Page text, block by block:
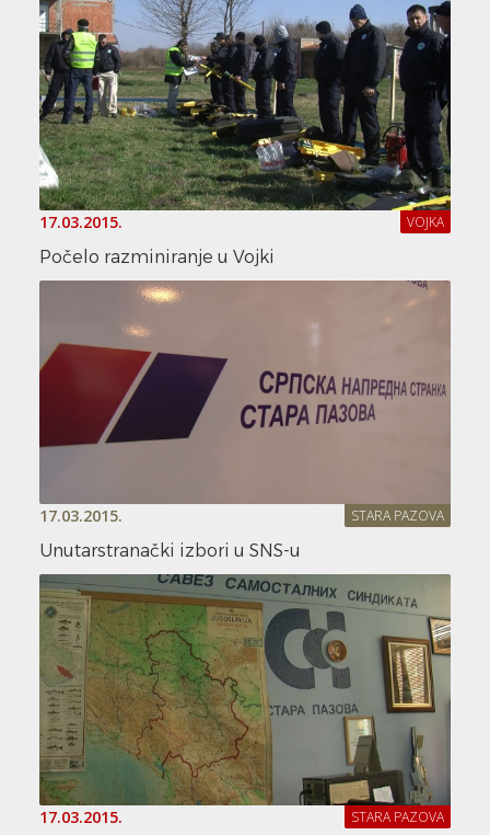
17.03.2015. VOJKA
Počelo razminiranje u Vojki
17.03.2015. STARA PAZOVA
Unutarstranački izbori u SNS-u
17.03.2015. STARA PAZOVA